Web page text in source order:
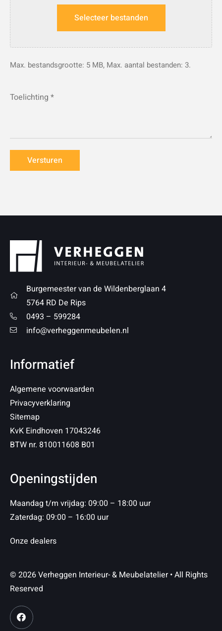
Selecteer bestanden
Max. bestandsgrootte: 5 MB, Max. aantal bestanden: 3.
Toelichting
Burgemeester van de Wildenberglaan 4
5764 RD De Rips
0493 – 599284
info@verheggenmeubelen.nl
Informatief
Algemene voorwaarden
Privacyverklaring
Sitemap
KvK Eindhoven 17043246
BTW nr. 810011608 B01
Openingstijden
Maandag t/m vrijdag: 09:00 – 18:00 uur
Zaterdag: 09:00 – 16:00 uur
Onze dealers
© 2026 Verheggen Interieur- & Meubelatelier • All Rights
Reserved